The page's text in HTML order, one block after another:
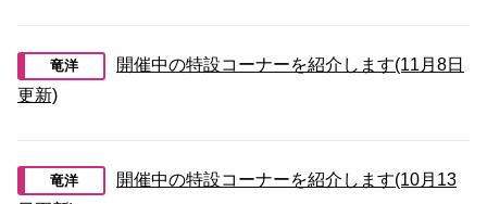
竜洋
開催中の特設コーナーを紹介します(11月8日
更新)
竜洋
開催中の特設コーナーを紹介します(10月13